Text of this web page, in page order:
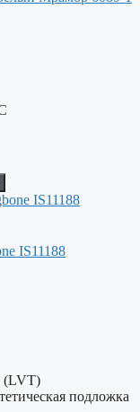
IS11188
(LVT)
подложка